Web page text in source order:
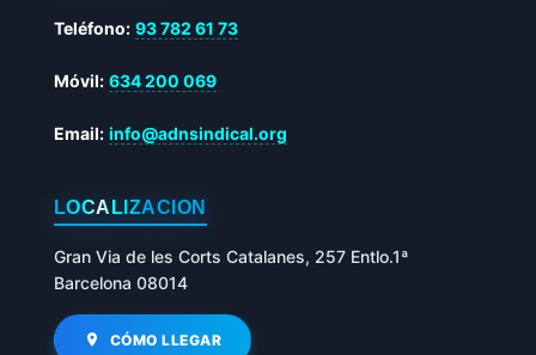
Teléfono: 93 782 61 73
Móvil: 634 200 069
Email: info@adnsindical.org
LOCALIZACIÓN
Gran Via de les Corts Catalanes, 257 Entlo.1ª
Barcelona 08014
CÓMO LLEGAR